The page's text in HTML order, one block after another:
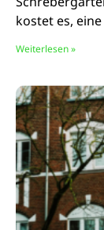
kostet es,
Weiterlesen »